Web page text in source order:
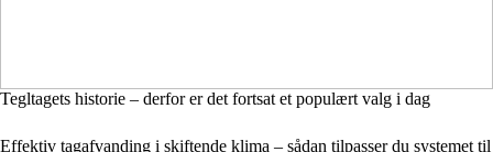
Tegltagets historie – derfor er det fortsat et populært valg i dag
Effektiv tagafvanding i skiftende klima – sådan tilpasser du systemet til